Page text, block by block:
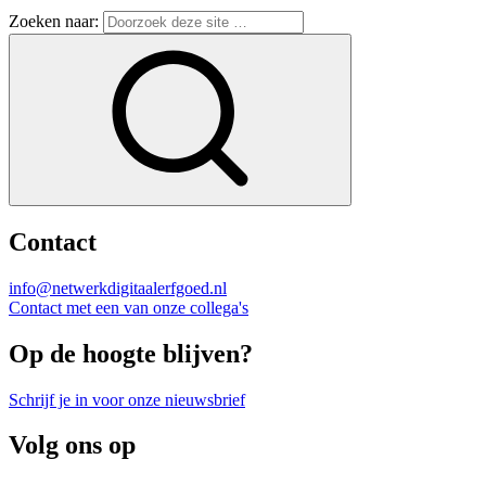
Zoeken naar:
Contact
info@netwerkdigitaalerfgoed.nl
Contact met een van onze collega's
Op de hoogte blijven?
Schrijf je in voor onze nieuwsbrief
Volg ons op